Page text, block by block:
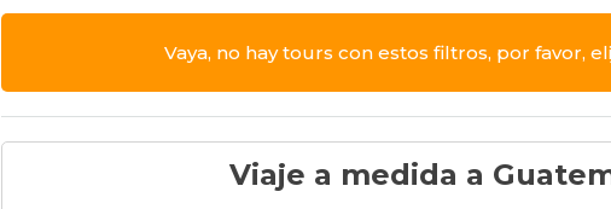
Vaya, no hay tours con estos filtros, por favor,
Viaje a medida a